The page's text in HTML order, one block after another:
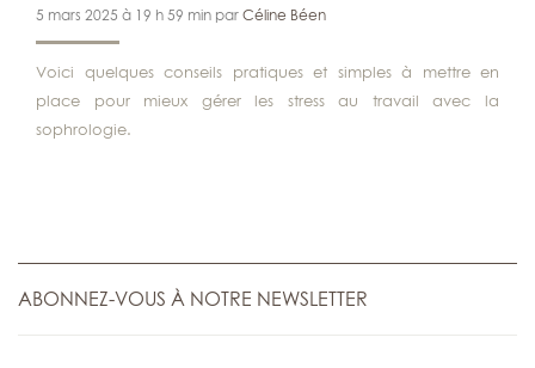
5 mars 2025 à 19 h 59 min par Céline Béen
Voici quelques conseils pratiques et simples à mettre en
place pour mieux gérer les stress au travail avec la
sophrologie.
ABONNEZ-VOUS À NOTRE NEWSLETTER